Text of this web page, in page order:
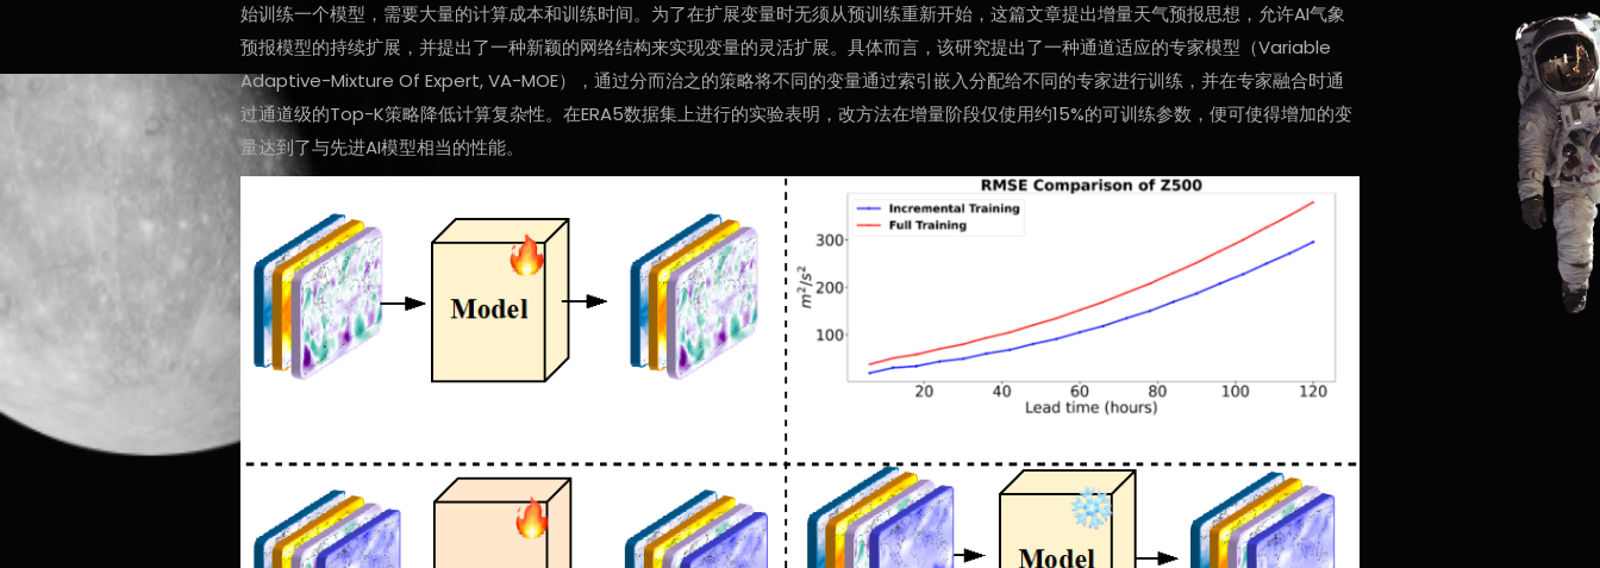
始训练一个模型，需要大量的计算成本和训练时间。为了在扩展变量时无须从预训练重新开始，这篇文章提出增量天气预报思想，允许AI气象
预报模型的持续扩展，并提出了一种新颖的网络结构来实现变量的灵活扩展。具体而言，该研究提出了一种通道适应的专家模型（Variable
Adaptive-Mixture Of Expert, VA-MOE），通过分而治之的策略将不同的变量通过索引嵌入分配给不同的专家进行训练，并在专家融合时通
过通道级的Top-K策略降低计算复杂性。在ERA5数据集上进行的实验表明，改方法在增量阶段仅使用约15%的可训练参数，便可使得增加的变
量达到了与先进AI模型相当的性能。